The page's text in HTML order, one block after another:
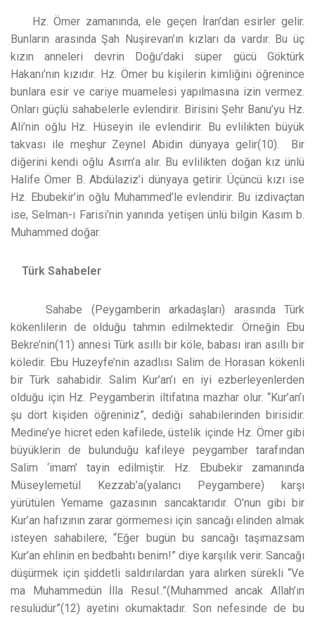
Hz. Ömer zamanında, ele geçen İran’dan esirler gelir.
Bunların arasında Şah Nuşirevan’ın kızları da vardır. Bu üç
kızın anneleri devrin Doğu’daki süper gücü Göktürk
Hakanı’nın kızıdır. Hz. Ömer bu kişilerin kimliğini öğrenince
bunlara esir ve cariye muamelesi yapılmasına izin vermez.
Onları güçlü sahabelerle evlendirir. Birisini Şehr Banu’yu Hz.
Ali’nin oğlu Hz. Hüseyin ile evlendirir. Bu evlilikten büyük
takvası ile meşhur Zeynel Abidin dünyaya gelir(10). Bir
diğerini kendi oğlu Asım’a alır. Bu evlilikten doğan kız ünlü
Halife Ömer B. Abdülaziz’i dünyaya getirir. Üçüncü kızı ise
Hz. Ebubekir’in oğlu Muhammed’le evlendirir. Bu izdivaçtan
ise, Selman-ı Farisi’nin yanında yetişen ünlü bilgin Kasım b.
Muhammed doğar.
Türk Sahabeler
Sahabe (Peygamberin arkadaşları) arasında Türk
kökenlilerin de olduğu tahmin edilmektedir. Örneğin Ebu
Bekre’nin(11) annesi Türk asıllı bir köle, babası iran asıllı bir
köledir. Ebu Huzeyfe’nin azadlısı Salim de Horasan kökenli
bir Türk sahabidir. Salim Kur’an’ı en iyi ezberleyenlerden
olduğu için Hz. Peygamberin iltifatına mazhar olur. “Kur’an’ı
şu dört kişiden öğreniniz”, dediği sahabilerinden birisidir.
Medine’ye hicret eden kafilede, üstelik içinde Hz. Ömer gibi
büyüklerin de bulunduğu kafileye peygamber tarafından
Salim ‘imam’ tayin edilmiştir. Hz. Ebubekir zamanında
Müseylemetül Kezzab’a(yalancı Peygambere) karşı
yürütülen Yemame gazasının sancaktarıdır. O’nun gibi bir
Kur’an hafızının zarar görmemesi için sancağı elinden almak
isteyen sahabilere; “Eğer bugün bu sancağı taşımazsam
Kur’an ehlinin en bedbahtı benim!” diye karşılık verir. Sancağı
düşürmek için şiddetli saldırılardan yara alırken sürekli “Ve
ma Muhammedün İlla Resul..”(Muhammed ancak Allah’ın
resulüdür”(12) ayetini okumaktadır. Son nefesinde de bu